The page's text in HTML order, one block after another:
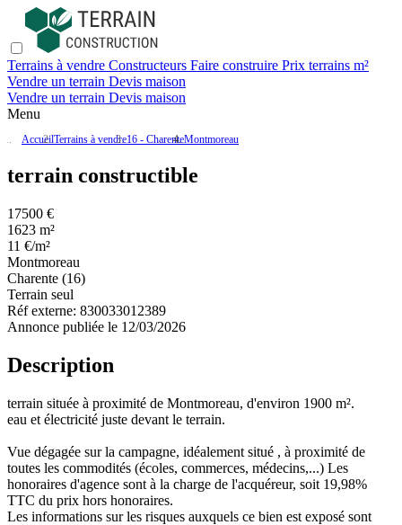
Terrains à vendre Constructeurs Faire construire Prix terrains m²
Vendre un terrain Devis maison
Vendre un terrain Devis maison
Menu
AccueilTerrains à vendre16 - CharenteMontmoreau
terrain constructible
17500 €
1623 m²
11 €/m²
Montmoreau
Charente (16)
Terrain seul
Réf externe: 830033012389
Annonce publiée le 12/03/2026
Description
terrain située à proximité de Montmoreau, d'environ 1900 m².
eau et électricité juste devant le terrain.
Vue dégagée sur la campagne, idéalement situé , à proximité de
toutes les commodités (écoles, commerces, médecins,...) Les
honoraires d'agence sont à la charge de l'acquéreur, soit 19,98%
TTC du prix hors honoraires.
Les informations sur les risques auxquels ce bien est exposé sont